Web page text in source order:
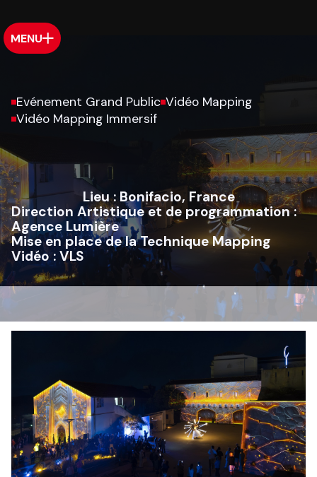
MENU
Evénement Grand Public Vidéo Mapping
Vidéo Mapping Immersif
Lieu :Bonifacio, France
Direction Artistique et de programmation :
Agence Lumière
Mise en place de la Technique Mapping
Vidéo : VLS